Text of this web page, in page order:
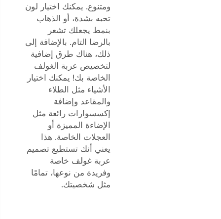
ومتنوع. يمكنك اختيار لون
تحبه بشدة، أو الذهاب
بنمط يجعلك تشعر
بالرضا التام. بالإضافة إلى
ذلك، هناك طرق إضافية
لتخصيص عربة الغولف
الخاصة بك! يمكنك اختيار
الأشياء مثل الطلاء
والمقاعد وإضافة
إكسسوارات رائعة مثل
الإضاءة المميزة أو
العجلات الخاصة. هذا
يعني أنك تستطيع تصميم
عربة غولف خاصة
وفريدة من نوعها، تمامًا
مثل شخصيتك.